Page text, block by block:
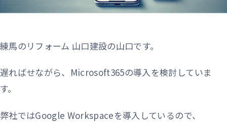
練馬のリフォーム 山口建設の山口です。
遅ればせながら、Microsoft365の導入を検討していま
す。
弊社ではGoogle Workspaceを導入しているので、